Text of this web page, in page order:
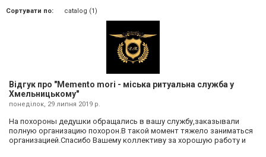
Сортувати по: catalog (1)
Відгук про "Memento mori - міська ритуальна служба у
Хмельницькому"
понеділок, 29 липня 2019 р.
На похороны дедушки обращались в вашу службу,заказывали
полную организацию похорон.В такой момент тяжело заниматься
организацией.Спасибо Вашему коллективу за хорошую работу и